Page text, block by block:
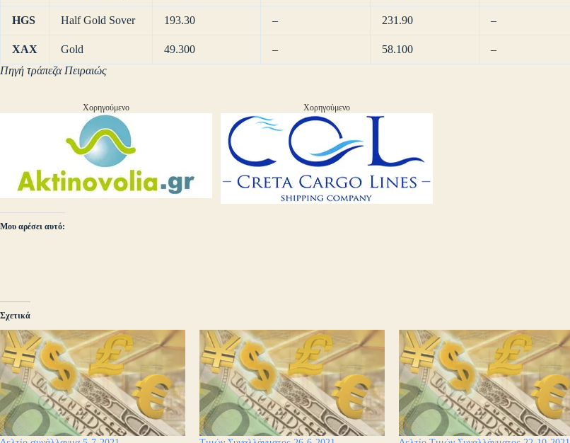
HGS Half Gold Sover 193.30 – 231.90 –
XAX Gold 49.300 – 58.100
–
Πηγή τράπεζα Πειραιώς
Χορηγούμενο Χορηγούμενο
Μου αρέσει αυτό:
Σχετικά